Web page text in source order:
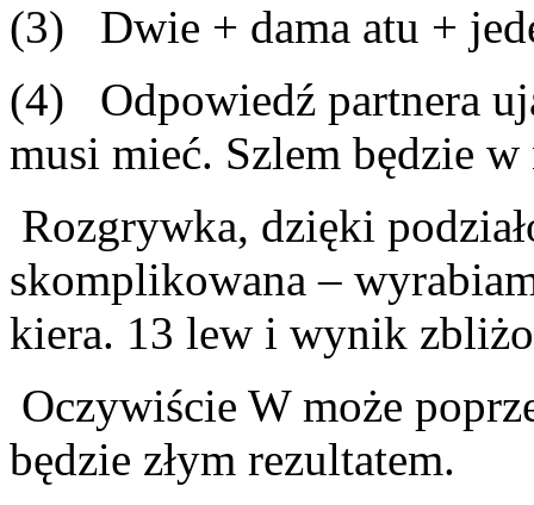
(3) Dwie + dama atu +
(4) Odpowiedź partnera
musi mieć. Szlem będzie
Rozgrywka, dzięki
skomplikowana –
kiera. 13 lew i wynik
Oczywiście W może
będzie złym rezultatem.